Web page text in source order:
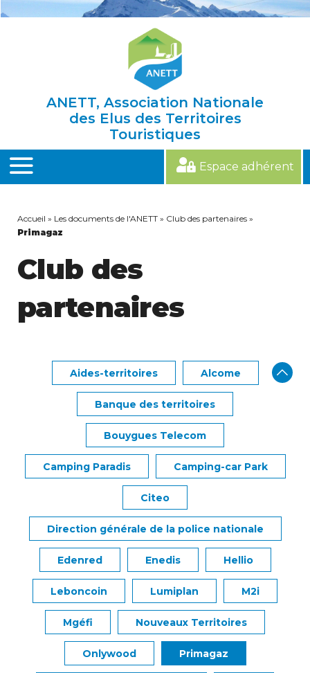
ANETT, Association Nationale
des Elus des Territoires
Touristiques
MENU
Espace adhérent
Accueil » Les documents de l'ANETT » Club des partenaires »
Primagaz
Club des
partenaires
Aides-territoires Alcome
Banque des territoires
Bouygues Telecom
Camping Paradis Camping-car Park
Citeo
Direction générale de la police nationale
Edenred Enedis Hellio
Leboncoin Lumiplan M2i
Mgéfi Nouveaux Territoires
Onlywood Primagaz